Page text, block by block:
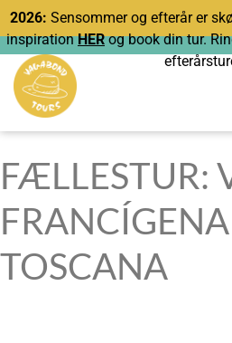
2026: Sensommer og efterår er
inspiration HERog book din tur.
FÆLLESTUR:
TOSCANA